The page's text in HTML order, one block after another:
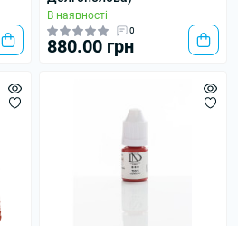
В наявності
0
880.00 грн